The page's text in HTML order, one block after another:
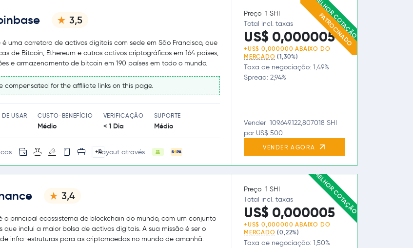
MELHOR COTAÇÃO
PATROCINADO
3,5
é uma corretora de activos digitais com sede em São Francisco, que
de Bitcoin, Ethereum e outros activos criptográficos em 164 países,
e armazenamento de bitcoin em 190 países em todo o mundo.
compensated for the affiliate links on this page.
USAR CUSTO-BENEFÍCIO
Médio
VERIFICAÇÃO
< 1 Dia
SUPORTE
Médio
+4Payout através
Preço 1 SHI
Total incl. taxas
US$ 0,000005
+US$ 0,000000 ABAIXO DO
MERCADO (1,30%)
Taxa de negociação: 1,49%
Spread: 2,94%
Vender 109.649.122,807018 SHI
por US$ 500
VENDER AGORA
MELHOR COTAÇÃO
3,4
o principal ecossistema de blockchain do mundo, com um conjunto
que inclui a maior bolsa de activos digitais. A sua missão é ser o
infra-estruturas para as criptomoedas no mundo de amanhã.
Preço 1 SHI
Total incl. taxas
US$ 0,000005
+US$ 0,000000 ABAIXO DO
MERCADO (0,22%)
Taxa de negociação: 1,50%